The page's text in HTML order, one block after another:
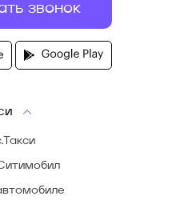
звонок